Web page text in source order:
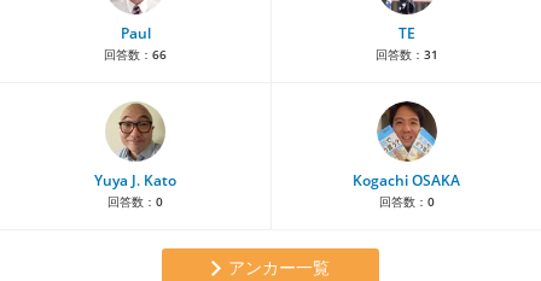
Paul
回答数： 66
TE
回答数： 31
Yuya J. Kato
回答数： 0
Kogachi OSAKA
回答数： 0
アンカー一覧